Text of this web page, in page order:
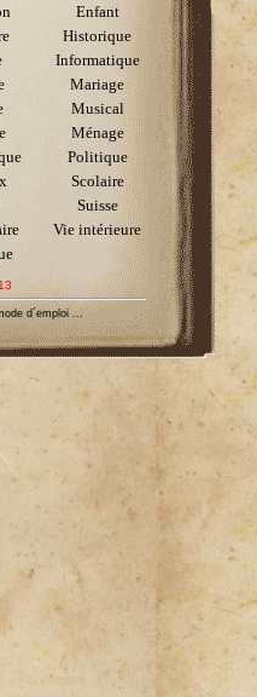
Enfant
Historique
Informatique
Mariage
Musical
Ménage
Politique
Scolaire
Suisse
Vie intérieure
d´emploi ...